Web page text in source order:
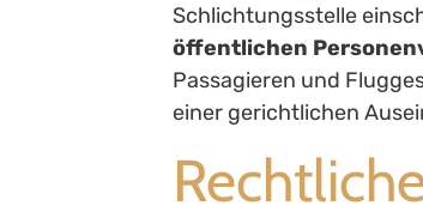
Schlichtungsstelle
öffentlichen
Passagieren und
einer gerichtlichen